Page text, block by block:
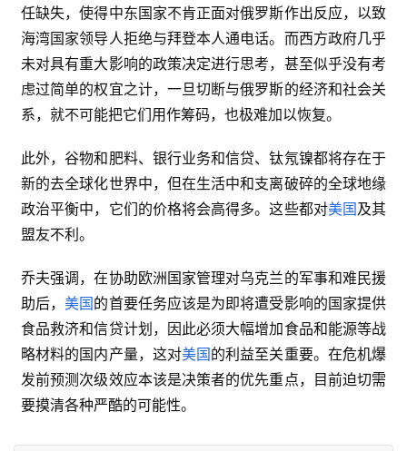
任缺失，使得中东国家不肯正面对俄罗斯作出反应，以致
海湾国家领导人拒绝与拜登本人通电话。而西方政府几乎
未对具有重大影响的政策决定进行思考，甚至似乎没有考
虑过简单的权宜之计，一旦切断与俄罗斯的经济和社会关
系，就不可能把它们用作筹码，也极难加以恢复。
此外，谷物和肥料、银行业务和信贷、钛氖镍都将存在于
新的去全球化世界中，但在生活中和支离破碎的全球地缘
政治平衡中，它们的价格将会高得多。这些都对美国及其
盟友不利。
乔夫强调，在协助欧洲国家管理对乌克兰的军事和难民援
助后，美国的首要任务应该是为即将遭受影响的国家提供
食品救济和信贷计划，因此必须大幅增加食品和能源等战
略材料的国内产量，这对美国的利益至关重要。在危机爆
发前预测次级效应本该是决策者的优先重点，目前迫切需
要摸清各种严酷的可能性。